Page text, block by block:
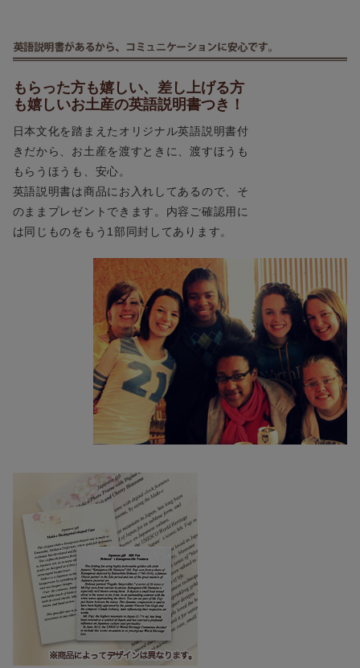
もらった方も嬉しい、差し上げる方
も嬉しいお土産の英語説明書つき！
日本文化を踏まえたオリジナル英語説明書付
きだから、お土産を渡すときに、渡すほうも
もらうほうも、安心。
英語説明書は商品にお入れしてあるので、そ
のままプレゼントできます。内容ご確認用に
は同じものをもう1部同封してあります。